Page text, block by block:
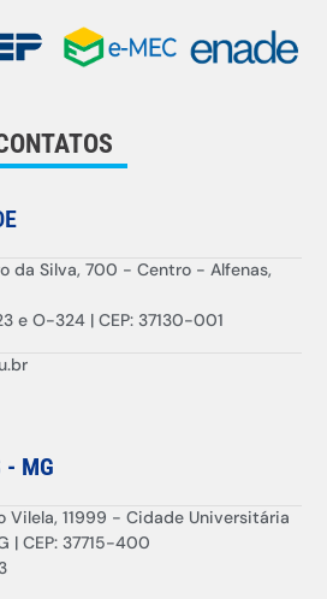
da Silva, 700 - Centro - Alfenas,
e O-324 | CEP: 37130-001
- MG
Vilela, 11999 - Cidade Universitária
| CEP: 37715-400